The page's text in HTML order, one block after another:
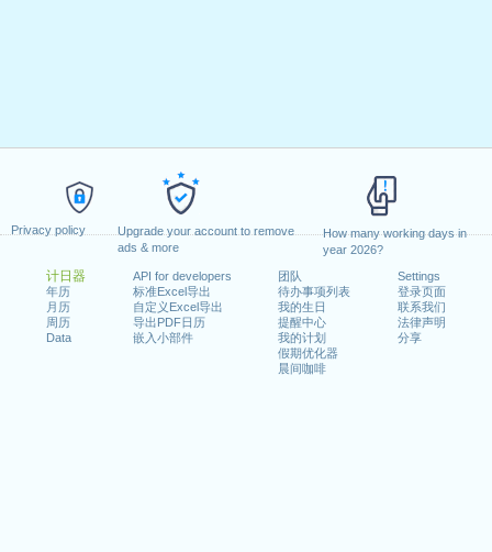
Privacy policy
Upgrade your account to remove
ads & more
How many working days in
year 2026?
计日器
年历
月历
周历
Data
API for developers
标准Excel导出
自定义Excel导出
导出PDF日历
嵌入小部件
团队
待办事项列表
我的生日
提醒中心
我的计划
假期优化器
晨间咖啡
Settings
登录页面
联系我们
法律声明
分享